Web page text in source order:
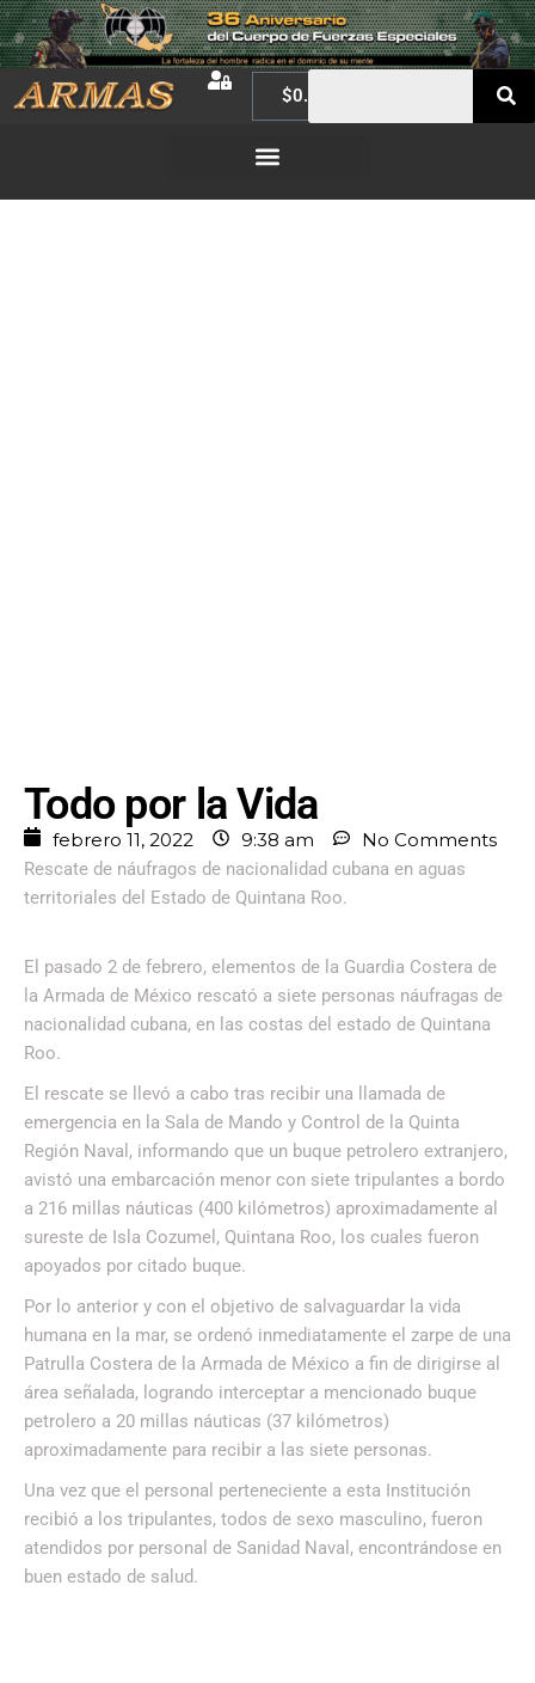
$0.00
Todo por la Vida
febrero 11, 2022 9:38 am No Comments
Rescate de náufragos de nacionalidad cubana en aguas
territoriales del Estado de Quintana Roo.
El pasado 2 de febrero, elementos de la Guardia Costera de
la Armada de México rescató a siete personas náufragas de
nacionalidad cubana, en las costas del estado de Quintana
Roo.
El rescate se llevó a cabo tras recibir una llamada de
emergencia en la Sala de Mando y Control de la Quinta
Región Naval, informando que un buque petrolero extranjero,
avistó una embarcación menor con siete tripulantes a bordo
a 216 millas náuticas (400 kilómetros) aproximadamente al
sureste de Isla Cozumel, Quintana Roo, los cuales fueron
apoyados por citado buque.
Por lo anterior y con el objetivo de salvaguardar la vida
humana en la mar, se ordenó inmediatamente el zarpe de una
Patrulla Costera de la Armada de México a fin de dirigirse al
área señalada, logrando interceptar a mencionado buque
petrolero a 20 millas náuticas (37 kilómetros)
aproximadamente para recibir a las siete personas.
Una vez que el personal perteneciente a esta Institución
recibió a los tripulantes, todos de sexo masculino, fueron
atendidos por personal de Sanidad Naval, encontrándose en
buen estado de salud.